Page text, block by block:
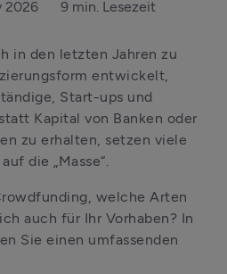
2026 9 min. Lesezeit
in den letzten Jahren zu
entwickelt,
Start-ups und
Kapital von Banken oder
zu erhalten, setzen viele
die „Masse“.
welche Arten
auch für Ihr Vorhaben? In
Sie einen umfassenden